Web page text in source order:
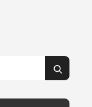
Search